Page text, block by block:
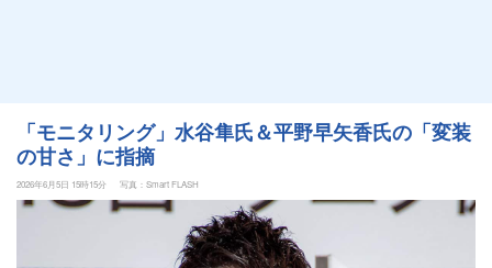
「モニタリング」水谷隼氏＆平野早矢香氏の「変装
の甘さ」に指摘
2026年6月5日 15時15分 写真：Smart FLASH